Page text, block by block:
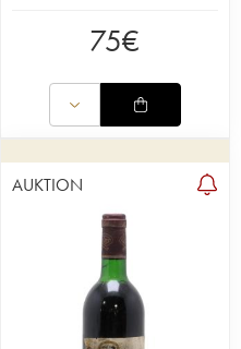
75€
AUKTION